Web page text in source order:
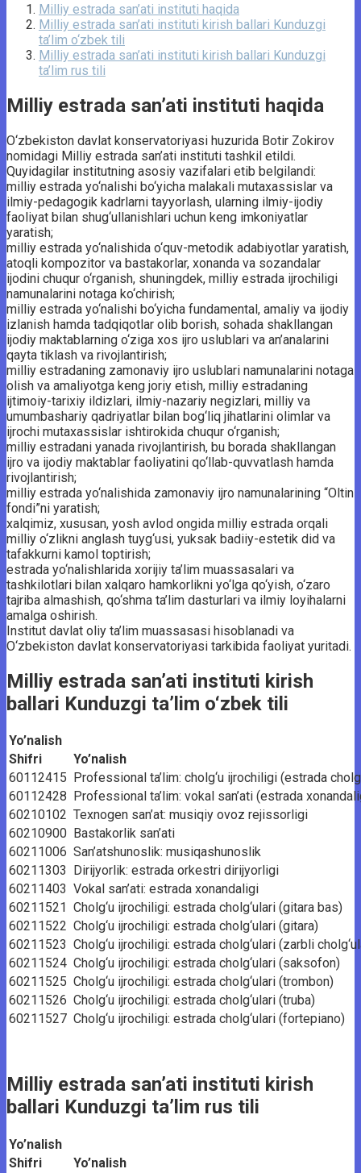
Milliy estrada san’ati instituti haqida
Milliy estrada san’ati instituti kirish ballari Kunduzgi
ta’lim o‘zbek tili
Milliy estrada san’ati instituti kirish ballari Kunduzgi
ta’lim rus tili
Milliy estrada san’ati instituti haqida
O‘zbekiston davlat konservatoriyasi huzurida Botir Zokirov
nomidagi Milliy estrada san’ati instituti tashkil etildi.
Quyidagilar institutning asosiy vazifalari etib belgilandi:
milliy estrada yo‘nalishi bo‘yicha malakali mutaxassislar va
ilmiy-pedagogik kadrlarni tayyorlash, ularning ilmiy-ijodiy
faoliyat bilan shug‘ullanishlari uchun keng imkoniyatlar
yaratish;
milliy estrada yo‘nalishida o‘quv-metodik adabiyotlar yaratish,
atoqli kompozitor va bastakorlar, xonanda va sozandalar
ijodini chuqur o‘rganish, shuningdek, milliy estrada ijrochiligi
namunalarini notaga ko‘chirish;
milliy estrada yo‘nalishi bo‘yicha fundamental, amaliy va ijodiy
izlanish hamda tadqiqotlar olib borish, sohada shakllangan
ijodiy maktablarning o‘ziga xos ijro uslublari va an’analarini
qayta tiklash va rivojlantirish;
milliy estradaning zamonaviy ijro uslublari namunalarini notaga
olish va amaliyotga keng joriy etish, milliy estradaning
ijtimoiy-tarixiy ildizlari, ilmiy-nazariy negizlari, milliy va
umumbashariy qadriyatlar bilan bog‘liq jihatlarini olimlar va
ijrochi mutaxassislar ishtirokida chuqur o‘rganish;
milliy estradani yanada rivojlantirish, bu borada shakllangan
ijro va ijodiy maktablar faoliyatini qo‘llab-quvvatlash hamda
rivojlantirish;
milliy estrada yo‘nalishida zamonaviy ijro namunalarining “Oltin
fondi”ni yaratish;
xalqimiz, xususan, yosh avlod ongida milliy estrada orqali
milliy o‘zlikni anglash tuyg‘usi, yuksak badiiy-estetik did va
tafakkurni kamol toptirish;
estrada yo‘nalishlarida xorijiy ta’lim muassasalari va
tashkilotlari bilan xalqaro hamkorlikni yo‘lga qo‘yish, o‘zaro
tajriba almashish, qo‘shma ta’lim dasturlari va ilmiy loyihalarni
amalga oshirish.
Institut davlat oliy ta’lim muassasasi hisoblanadi va
O‘zbekiston davlat konservatoriyasi tarkibida faoliyat yuritadi.
Milliy estrada san’ati instituti kirish
ballari Kunduzgi ta’lim o‘zbek tili
Yo’nalish
Shifri
Yo’nalish
60112415
Professional ta’lim: cholg‘u ijrochiligi (estrada
60112428
Professional ta’lim: vokal san’ati (estrada
60210102 Texnogen san’at: musiqiy ovoz rejissorligi
60210900 Bastakorlik san’ati
60211006 San’atshunoslik: musiqashunoslik
60211303
Dirijyorlik: estrada orkestri dirijyorligi
60211403 Vokal san’ati: estrada xonandaligi
60211521 Cholg‘u ijrochiligi: estrada cholg‘ulari (gitara bas)
60211522 Cholg‘u ijrochiligi: estrada cholg‘ulari (gitara)
60211523 Cholg‘u ijrochiligi: estrada cholg‘ulari (zarbli
60211524 Cholg‘u ijrochiligi: estrada cholg‘ulari (saksofon)
60211525 Cholg‘u ijrochiligi: estrada cholg‘ulari (trombon)
60211526 Cholg‘u ijrochiligi: estrada cholg‘ulari (truba)
60211527 Cholg‘u ijrochiligi: estrada cholg‘ulari (fortepiano)
Milliy estrada san’ati instituti kirish
ballari Kunduzgi ta’lim rus tili
Yo’nalish
Shifri
Yo’nalish